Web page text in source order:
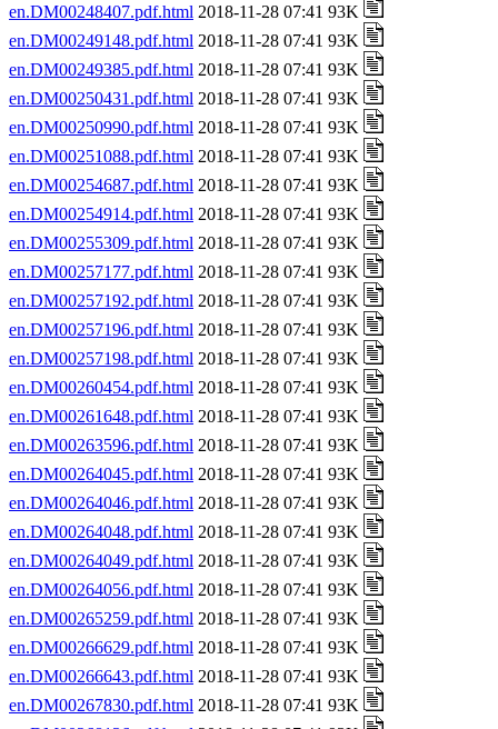
en.DM00248407.pdf.html 2018-11-28 07:41 93K
en.DM00249148.pdf.html 2018-11-28 07:41 93K
en.DM00249385.pdf.html 2018-11-28 07:41 93K
en.DM00250431.pdf.html 2018-11-28 07:41 93K
en.DM00250990.pdf.html 2018-11-28 07:41 93K
en.DM00251088.pdf.html 2018-11-28 07:41 93K
en.DM00254687.pdf.html 2018-11-28 07:41 93K
en.DM00254914.pdf.html 2018-11-28 07:41 93K
en.DM00255309.pdf.html 2018-11-28 07:41 93K
en.DM00257177.pdf.html 2018-11-28 07:41 93K
en.DM00257192.pdf.html 2018-11-28 07:41 93K
en.DM00257196.pdf.html 2018-11-28 07:41 93K
en.DM00257198.pdf.html 2018-11-28 07:41 93K
en.DM00260454.pdf.html 2018-11-28 07:41 93K
en.DM00261648.pdf.html 2018-11-28 07:41 93K
en.DM00263596.pdf.html 2018-11-28 07:41 93K
en.DM00264045.pdf.html 2018-11-28 07:41 93K
en.DM00264046.pdf.html 2018-11-28 07:41 93K
en.DM00264048.pdf.html 2018-11-28 07:41 93K
en.DM00264049.pdf.html 2018-11-28 07:41 93K
en.DM00264056.pdf.html 2018-11-28 07:41 93K
en.DM00265259.pdf.html 2018-11-28 07:41 93K
en.DM00266629.pdf.html 2018-11-28 07:41 93K
en.DM00266643.pdf.html 2018-11-28 07:41 93K
en.DM00267830.pdf.html 2018-11-28 07:41 93K